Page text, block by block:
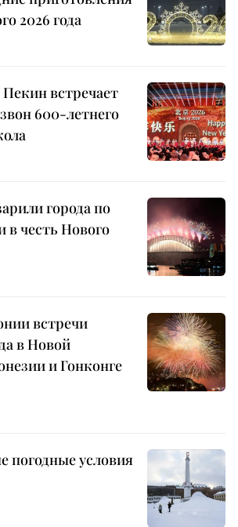
2026 года
встречает
600-летнего
города по
в честь Нового
встречи
в Новой
и Гонконге
погодные условия